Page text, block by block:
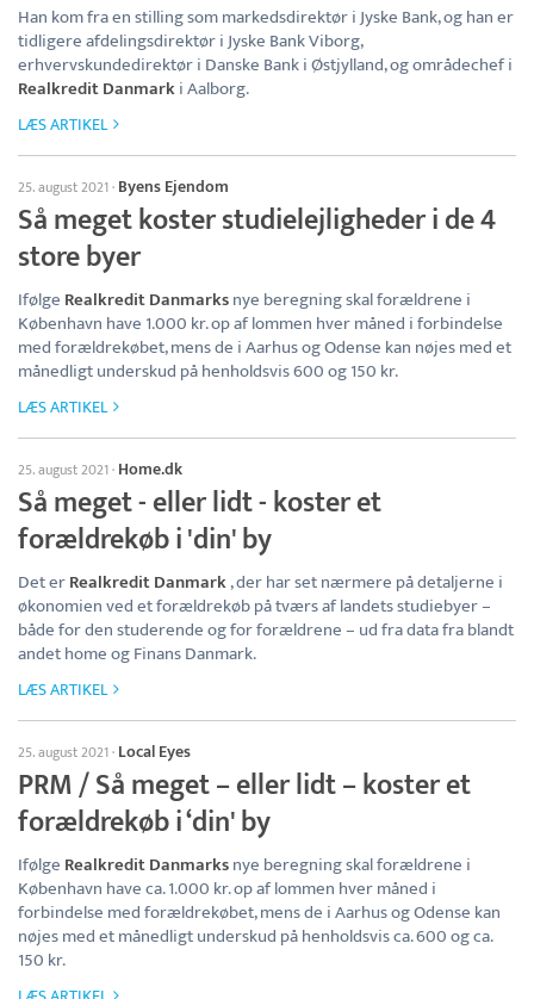
Han kom fra en stilling som markedsdirektør i Jyske Bank, og han er
tidligere afdelingsdirektør i Jyske Bank Viborg,
erhvervskundedirektør i Danske Bank i Østjylland, og områdechef i
Realkredit Danmarki Aalborg.
LÆS ARTIKEL
25. august 2021· Byens Ejendom
Så meget koster studielejligheder i de 4
store byer
Ifølge Realkredit Danmarksnye beregning skal forældrene i
København have 1.000 kr. op af lommen hver måned i forbindelse
med forældrekøbet, mens de i Aarhus og Odense kan nøjes med et
månedligt underskud på henholdsvis 600 og 150 kr.
LÆS ARTIKEL
25. august 2021· Home.dk
Så meget - eller lidt - koster et
forældrekøb i 'din' by
Det erRealkredit Danmark, der har set nærmere på detaljerne i
økonomien ved et forældrekøb på tværs af landets studiebyer –
både for den studerende og for forældrene – ud fra data fra blandt
andet home og Finans Danmark.
LÆS ARTIKEL
25. august 2021· Local Eyes
PRM / Så meget – eller lidt – koster et
forældrekøb i ‘din' by
Ifølge Realkredit Danmarksnye beregning skal forældrene i
København have ca. 1.000 kr. op af lommen hver måned i
forbindelse med forældrekøbet, mens de i Aarhus og Odense kan
nøjes med et månedligt underskud på henholdsvis ca. 600 og ca.
150 kr.